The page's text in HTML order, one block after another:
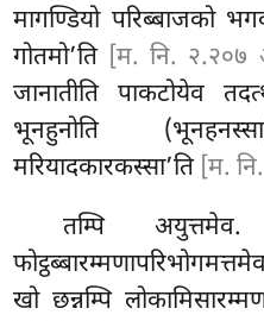
मागण्डियो परिब्बाजको
गोतमो’ति [म. नि. २.२०७
जानातीति पाकटोयेव
भूनहुनोति
मरियादकारकस्सा’ति [म.
तम्पि
खो छन्नम्पि